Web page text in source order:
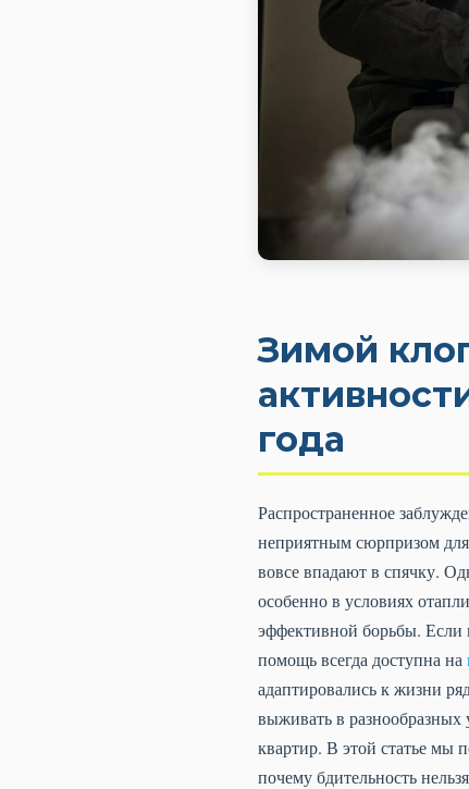
Зимой
года
Распространенное
неприятным сюрпризом
вовсе впадают в спячку.
особенно в условиях
эффективной борьбы. Если
помощь всегда доступна на
адаптировались к жизни
выживать в разнообразных
квартир. В этой статье мы
почему бдительность